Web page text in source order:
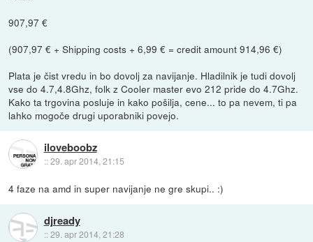
907,97 €
(907,97 € + Shipping costs + 6,99 € = credit amount 914,96 €)
Plata je čist vredu in bo dovolj za navijanje. Hladilnik je tudi dovolj
vse do 4.7,4.8Ghz, folk z Cooler master evo 212 pride do 4.7Ghz.
Kako ta trgovina posluje in kako pošilja, cene... to pa nevem, ti pa
lahko mogoče drugi uporabniki povejo.
iloveboobz
::29. apr 2014, 21:15
4 faze na amd in super navijanje ne gre skupi.. :)
djready
::29. apr 2014, 21:28